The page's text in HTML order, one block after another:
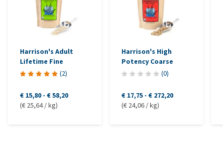
Harrison's Adult
Lifetime Fine
(2)
€ 15,80 - € 58,20
(€ 25,64 / kg)
Harrison's High
Potency Coarse
(0)
€ 17,75 - € 272,20
(€ 24,06 / kg)